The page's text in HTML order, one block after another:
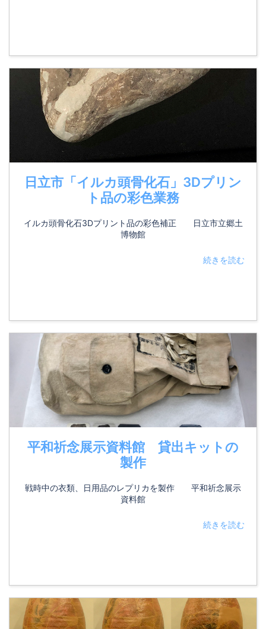
日立市「イルカ頭骨化石」3Dプリン
ト品の彩色業務
イルカ頭骨化石3Dプリント品の彩色補正 日立市立郷土
博物館
続きを読む
平和祈念展示資料館 貸出キットの
製作
戦時中の衣類、日用品のレプリカを製作 平和祈念展示
資料館
続きを読む